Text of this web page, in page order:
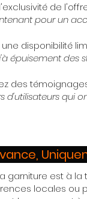
de
pour un
disponibilité
épuisement
des
d'utilisateurs
garniture est à
locales ou